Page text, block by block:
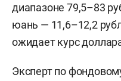
диапазоне 79,5–83
юань — 11,6–12,2
ожидает курс
Эксперт по